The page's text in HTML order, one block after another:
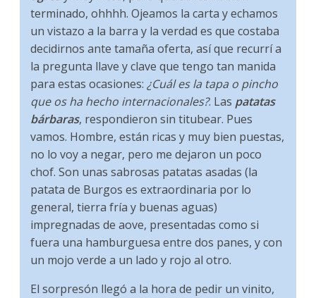
terminado, ohhhh. Ojeamos la carta y echamos
un vistazo a la barra y la verdad es que costaba
decidirnos ante tamaña oferta, así que recurrí a
la pregunta llave y clave que tengo tan manida
para estas ocasiones:¿Cuál es la tapa o pincho
que os ha hecho internacionales?. Las patatas
bárbaras, respondieron sin titubear. Pues
vamos. Hombre, están ricas y muy bien puestas,
no lo voy a negar, pero me dejaron un poco
chof. Son unas sabrosas patatas asadas (la
patata de Burgos es extraordinaria por lo
general, tierra fría y buenas aguas)
impregnadas de aove, presentadas como si
fuera una hamburguesa entre dos panes, y con
un mojo verde a un lado y rojo al otro.
El sorpresón llegó a la hora de pedir un vinito,